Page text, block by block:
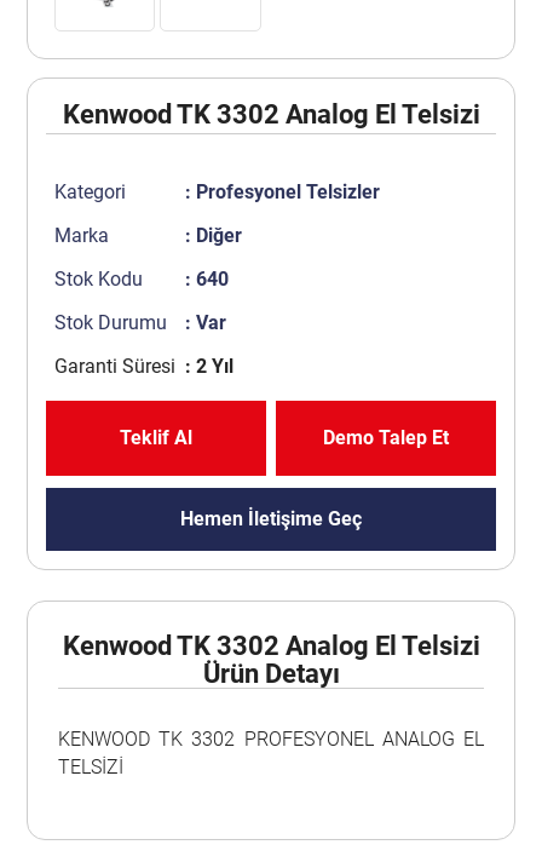
Kenwood TK 3302 Analog El Telsizi
Kategori : Profesyonel Telsizler
Marka
: Diğer
Stok Kodu
: 640
Stok Durumu
: Var
Garanti Süresi : 2 Yıl
Teklif Al Demo Talep Et
Hemen İletişime Geç
Kenwood TK 3302 Analog El Telsizi
Ürün Detayı
KENWOOD TK 3302 PROFESYONEL ANALOG EL
TELSİZİ